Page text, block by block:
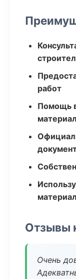
работ
Помощь
Отзывы
Очень